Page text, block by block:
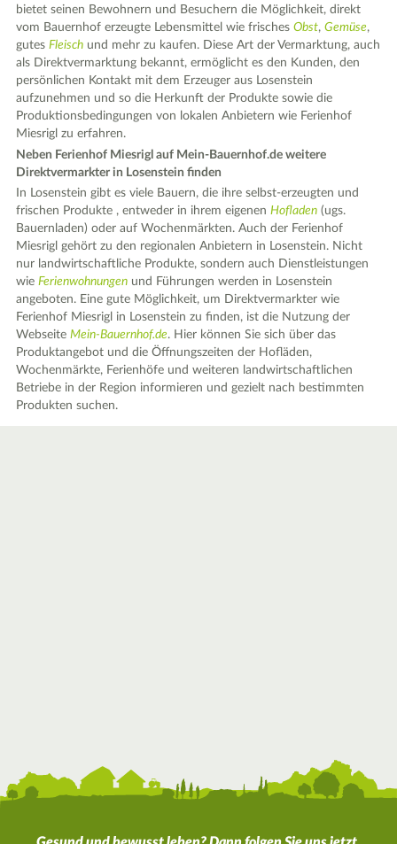
bietet seinen Bewohnern und Besuchern die Möglichkeit, direkt
vom Bauernhof erzeugte Lebensmittel wie frischesObst,Gemüse,
gutesFleisch und mehr zu kaufen. Diese Art der Vermarktung, auch
als Direktvermarktung bekannt, ermöglicht es den Kunden, den
persönlichen Kontakt mit dem Erzeuger aus Losenstein
aufzunehmen und so die Herkunft der Produkte sowie die
Produktionsbedingungen von lokalen Anbietern wie Ferienhof
Miesrigl zu erfahren.
Neben Ferienhof Miesrigl auf Mein-Bauernhof.de weitere
Direktvermarkter in Losenstein finden
In Losenstein gibt es viele Bauern, die ihre selbst-erzeugten und
frischen Produkte , entweder in ihrem eigenenHofladen (ugs.
Bauernladen) oder auf Wochenmärkten. Auch der Ferienhof
Miesrigl gehört zu den regionalen Anbietern in Losenstein. Nicht
nur landwirtschaftliche Produkte, sondern auch Dienstleistungen
wieFerienwohnungen und Führungen werden in Losenstein
angeboten. Eine gute Möglichkeit, um Direktvermarkter wie
Ferienhof Miesrigl in Losenstein zu finden, ist die Nutzung der
WebseiteMein-Bauernhof.de. Hier können Sie sich über das
Produktangebot und die Öffnungszeiten der Hofläden,
Wochenmärkte, Ferienhöfe und weiteren landwirtschaftlichen
Betriebe in der Region informieren und gezielt nach bestimmten
Produkten suchen.